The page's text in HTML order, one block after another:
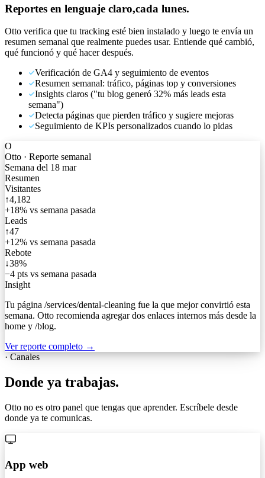
Reportes en lenguaje claro,cada lunes.
Otto verifica que tu tracking esté bien instalado y luego te envía un
resumen semanal que realmente puedes usar. Entiende qué cambió,
qué funcionó y qué hacer después.
Verificación de GA4 y seguimiento de eventos
Resumen semanal: tráfico, páginas top y conversiones
Insights claros ("tu blog generó 32% más leads esta
semana")
Detecta páginas que pierden tráfico y sugiere mejoras
Seguimiento de KPIs personalizados cuando lo pidas
O
Otto · Reporte semanal
Semana del 18 mar
Resumen
Visitantes
↑4,182
+18% vs semana pasada
Leads
↑47
+12% vs semana pasada
Rebote
↓38%
−4 pts vs semana pasada
Insight
Tu página /services/dental-cleaning fue la que mejor convirtió esta
semana. Otto recomienda agregar dos enlaces internos más desde la
home y /blog.
Ver reporte completo →
· Canales
Donde ya trabajas.
Otto no es otro panel que tengas que aprender. Escríbele desde
donde ya te comunicas.
App web